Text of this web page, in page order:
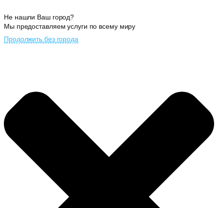
Не нашли Ваш город?
Мы предоставляем услуги по всему миру
Продолжить без города